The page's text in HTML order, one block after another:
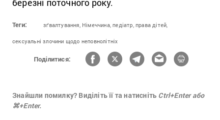
березні поточного року.
Теги: зґвалтування, Німеччина, педіатр, права дітей,
сексуальні злочини щодо неповнолітніх
Поділитися:
Знайшли помилку? Виділіть її та натисніть Ctrl+Enter або
⌘+Enter.